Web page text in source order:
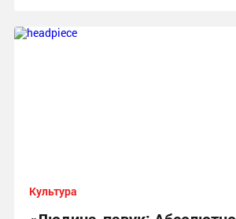
Культура